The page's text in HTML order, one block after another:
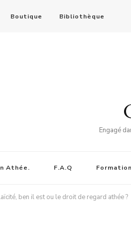
Boutique Bibliothèque
Engagé
Athée. F.A.Q
ben il est ou le droit de regard athée ?